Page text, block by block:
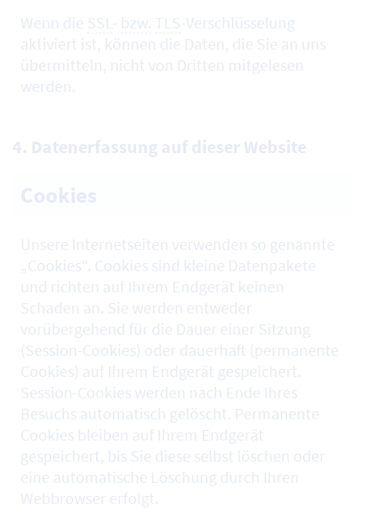
Wenn die SSL- bzw. TLS-Verschlüsselung
aktiviert ist, können die Daten, die Sie an uns
übermitteln, nicht von Dritten mitgelesen
werden.
4. Datenerfassung auf dieser Website
Unsere Internetseiten verwenden so genannte
„Cookies“. Cookies sind kleine Datenpakete
und richten auf Ihrem Endgerät keinen
Schaden an. Sie werden entweder
vorübergehend für die Dauer einer Sitzung
(Session-Cookies) oder dauerhaft (permanente
Cookies) auf Ihrem Endgerät gespeichert.
Session-Cookies werden nach Ende Ihres
Besuchs automatisch gelöscht. Permanente
Cookies bleiben auf Ihrem Endgerät
gespeichert, bis Sie diese selbst löschen oder
eine automatische Löschung durch Ihren
Webbrowser erfolgt.